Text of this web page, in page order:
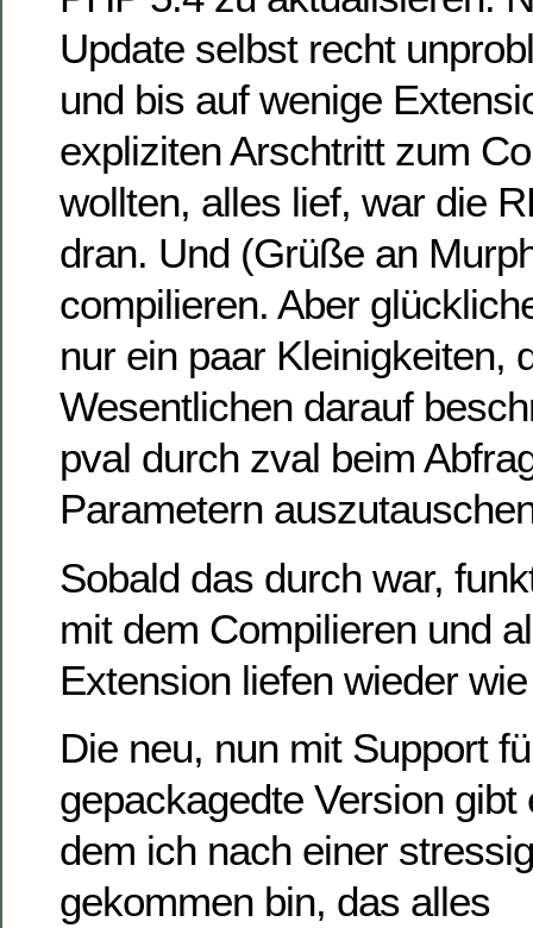
Update selbst recht
und bis auf wenige
expliziten Arschtritt zum
wollten, alles lief, war die
dran. Und (Grüße an
compilieren. Aber
nur ein paar Kleinigkeiten,
Wesentlichen darauf
pval durch zval beim
Parametern
Sobald das durch war,
mit dem Compilieren und
Extension liefen wieder
Die neu, nun mit Support
gepackagedte Version
dem ich nach einer
gekommen bin, das alles